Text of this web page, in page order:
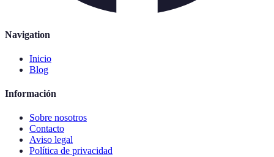
Navigation
Inicio
Blog
Información
Sobre nosotros
Contacto
Aviso legal
Política de privacidad